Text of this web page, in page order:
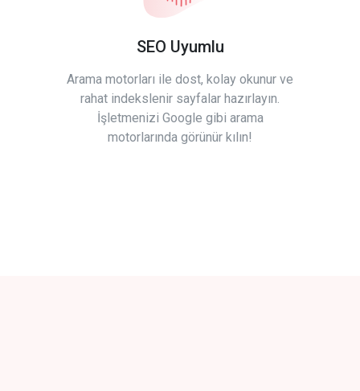
SEO Uyumlu
Arama motorları ile dost, kolay okunur ve
rahat indekslenir sayfalar hazırlayın.
İşletmenizi Google gibi arama
motorlarında görünür kılın!